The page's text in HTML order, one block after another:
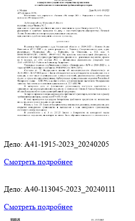
Дело: A41-1915-2023_20240205
Смотреть подробнее
Дело: A40-113045-2023_20240111
Смотреть подробнее